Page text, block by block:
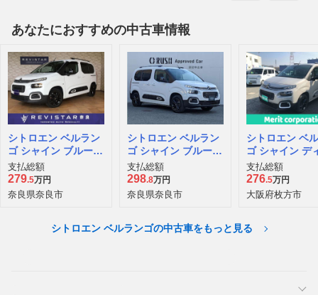
あなたにおすすめの中古車情報
シトロエン ベルラン
ゴ シャイン ブルーH
Di ディーゼルターボ
支払総額
279.5万円
奈良県奈良市
シトロエン ベルラン
ゴ シャイン ブルーH
Di ディーゼルターボ
支払総額
298.8万円
奈良県奈良市
シトロエン ベ
ゴ シャイン デ
ルターボ
支払総額
276.5万円
大阪府枚方市
シトロエン ベルランゴの中古車をもっと見る